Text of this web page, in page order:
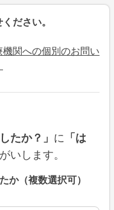
ださい。
関への個別のお問い
たか？」 に 「は
いします。
か（複数選択可）